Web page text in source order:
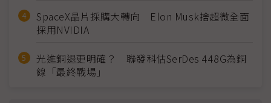
SpaceX晶片採購大轉向 Elon Musk捨超微全面
採用NVIDIA
光進銅退更明確？ 聯發科估SerDes 448G為銅
線「最終戰場」